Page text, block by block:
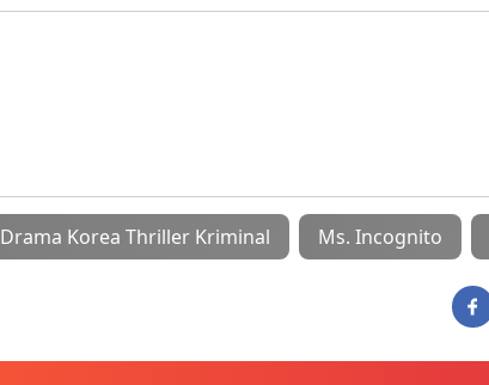
Drama Korea Thriller Kriminal Ms. Incognito